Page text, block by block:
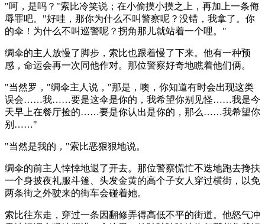
"呵，是吗？"索比冷笑说；在小偷摸小摸之上，再加上一条侮
辱罪吧。"好哇，那你为什么不叫警察呢？没错，我拿了。你
的伞！为什么不叫巡警呢？拐角那儿就站着一个哩。"
绸伞的主人放慢了脚步，索比也跟着慢了下来。他有一种预
感，命运会再一次同他作对。那位警察好奇地瞧着他们俩。
"当然罗，"绸伞主人说，"那是，噢，你知道有时会出现这类
误会……我……要是这伞是你的，我希望你别见怪……我是今
天早上在餐厅捡的……要是你认出是你的，那么……我希望你
别……"
"当然是我的，"索比恶狠狠地说。
绸伞的前主人悻悻地退了开去。那位警察慌忙不迭地跑去搀扶
一个身披夜礼服斗篷、头发金黄的高个子女人穿过横街，以免
两条街之外驶来的街车会碰着她。
索比往东走，穿过一条因翻修弄得高低不平的街道。他怒气冲